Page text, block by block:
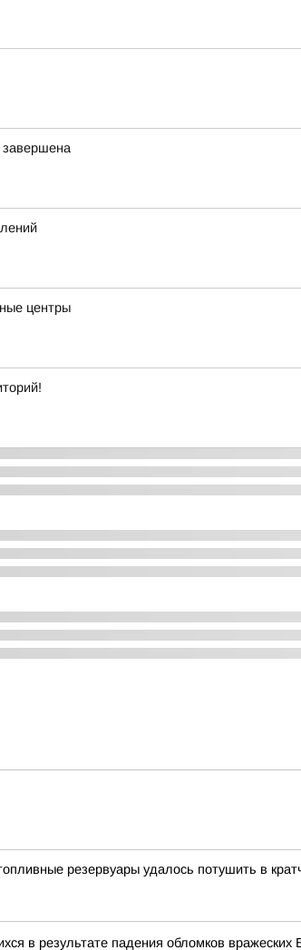
завершена
центры
резервуары удалось потушить в
в результате падения обломков